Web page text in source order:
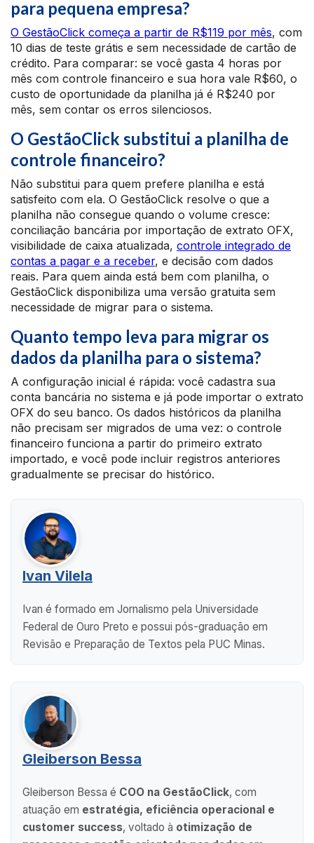
para pequena empresa?
O GestãoClick começa a partir de R$119 por mês, com
10 dias de teste grátis e sem necessidade de cartão de
crédito. Para comparar: se você gasta 4 horas por
mês com controle financeiro e sua hora vale R$60, o
custo de oportunidade da planilha já é R$240 por
mês, sem contar os erros silenciosos.
O GestãoClick substitui a planilha de
controle financeiro?
Não substitui para quem prefere planilha e está
satisfeito com ela. O GestãoClick resolve o que a
planilha não consegue quando o volume cresce:
conciliação bancária por importação de extrato OFX,
visibilidade de caixa atualizada, controle integrado de
contas a pagar e a receber, e decisão com dados
reais. Para quem ainda está bem com planilha, o
GestãoClick disponibiliza uma versão gratuita sem
necessidade de migrar para o sistema.
Quanto tempo leva para migrar os
dados da planilha para o sistema?
A configuração inicial é rápida: você cadastra sua
conta bancária no sistema e já pode importar o extrato
OFX do seu banco. Os dados históricos da planilha
não precisam ser migrados de uma vez: o controle
financeiro funciona a partir do primeiro extrato
importado, e você pode incluir registros anteriores
gradualmente se precisar do histórico.
Ivan Vilela
Ivan é formado em Jornalismo pela Universidade
Federal de Ouro Preto e possui pós-graduação em
Revisão e Preparação de Textos pela PUC Minas.
Gleiberson Bessa
Gleiberson Bessa é COO na GestãoClick, com
atuação em estratégia, eficiência operacional e
customer success, voltado à otimização de